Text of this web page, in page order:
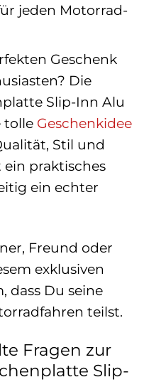
jeden Motorrad-
Geschenk
Die
Slip-Inn Alu
tolle Geschenkidee
Stil und
praktisches
ein echter
Freund oder
exklusiven
dass Du seine
teilst.
Fragen zur
Slip-